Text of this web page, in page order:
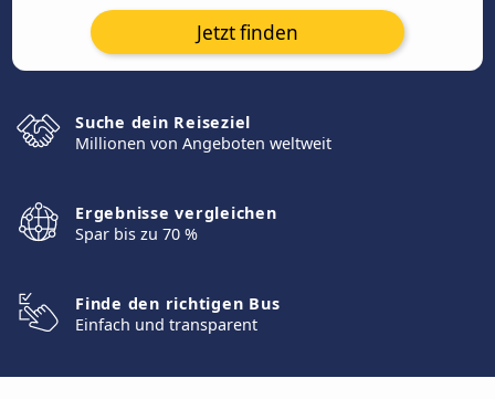
Jetzt finden
Suche dein Reiseziel
Millionen von Angeboten weltweit
Ergebnisse vergleichen
Spar bis zu 70 %
Finde den richtigen Bus
Einfach und transparent